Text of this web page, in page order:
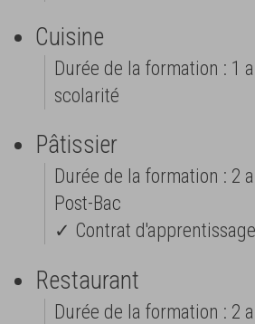
Cuisine
Durée de la formation : 1
scolarité
Pâtissier
Durée de la formation : 2
Post-Bac
✓ Contrat d'apprentissage
Restaurant
Durée de la formation : 2